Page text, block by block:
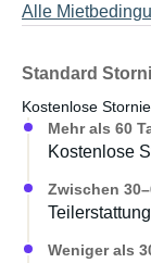
Alle
Standard
Kostenlose
Mehr als 60
Kostenlose
Zwischen
Weniger als